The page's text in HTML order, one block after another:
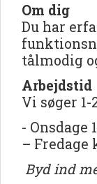
Om dig
Du har
tålmodig
Arbejdstid
Vi søger
- Onsdage
– Fredage
Byd ind